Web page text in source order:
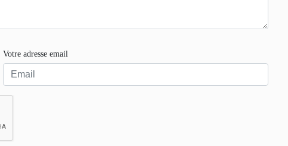
Votre adresse email